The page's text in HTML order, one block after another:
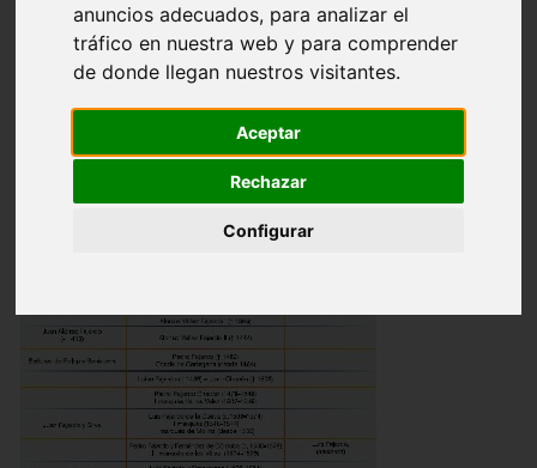
anuncios adecuados, para analizar el
tráfico en nuestra web y para comprender
de donde llegan nuestros visitantes.
Aceptar
Rechazar
Configurar
Introducción Historia Familia
Territorio Patrimonio religioso y civil
Familia